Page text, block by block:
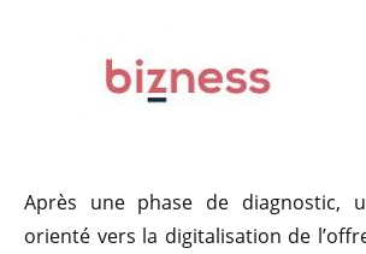
Après une phase de diagnostic,
orienté vers la digitalisation de